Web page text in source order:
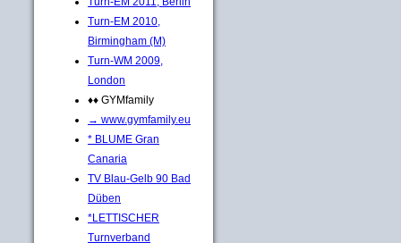
Turn-EM 2010,
Birmingham (M)
Turn-WM 2009,
London
♦♦ GYMfamily
→ www.gymfamily.eu
* BLUME Gran
Canaria
TV Blau-Gelb 90 Bad
Düben
*LETTISCHER
Turnverband